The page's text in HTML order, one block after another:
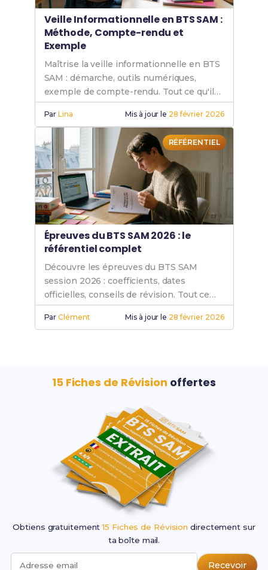
Veille Informationnelle en BTS SAM :
Méthode, Compte-rendu et
Exemple
Maîtrise la veille informationnelle en BTS
SAM : démarche, outils numériques,
exemple de compte-rendu. Tout ce qu'il
faut savoir pour réussir ton épreuve !
ParLina Mis à jour le 28 février 2026
RÉFÉRENTIEL
Épreuves du BTS SAM 2026 : le
référentiel complet
Découvre les épreuves du BTS SAM
session 2026 : coefficients, dates
officielles, conseils de révision. Tout ce
qu'il faut savoir pour réussir ton diplôme !
ParClément Mis à jour le 28 février 2026
15 Fiches de Révision offertes
Obtiens gratuitement15 Fiches de Révision directement sur
ta boîte mail.
Adresse email Recevoir